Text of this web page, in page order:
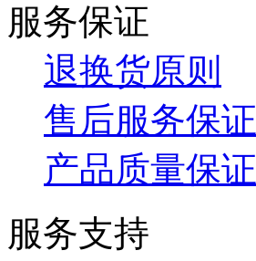
服务保证
退换货原则
售后服务保证
产品质量保证
服务支持